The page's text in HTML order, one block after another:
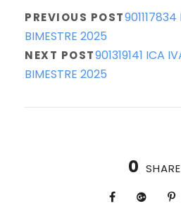
PREVIOUS POST
BIMESTRE 2025
NEXT POST901319141 ICA
BIMESTRE 2025
0